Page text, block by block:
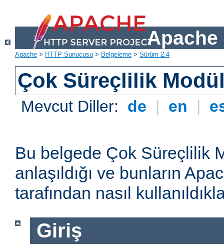
Apache
Apache > HTTP Sunucusu > Belgeleme > Sürüm 2.4
Çok Süreçlilik
Mevcut Diller: de | en |
Bu belgede Çok Süreçlilik
anlaşıldığı ve bunların
tarafından nasıl
Giriş